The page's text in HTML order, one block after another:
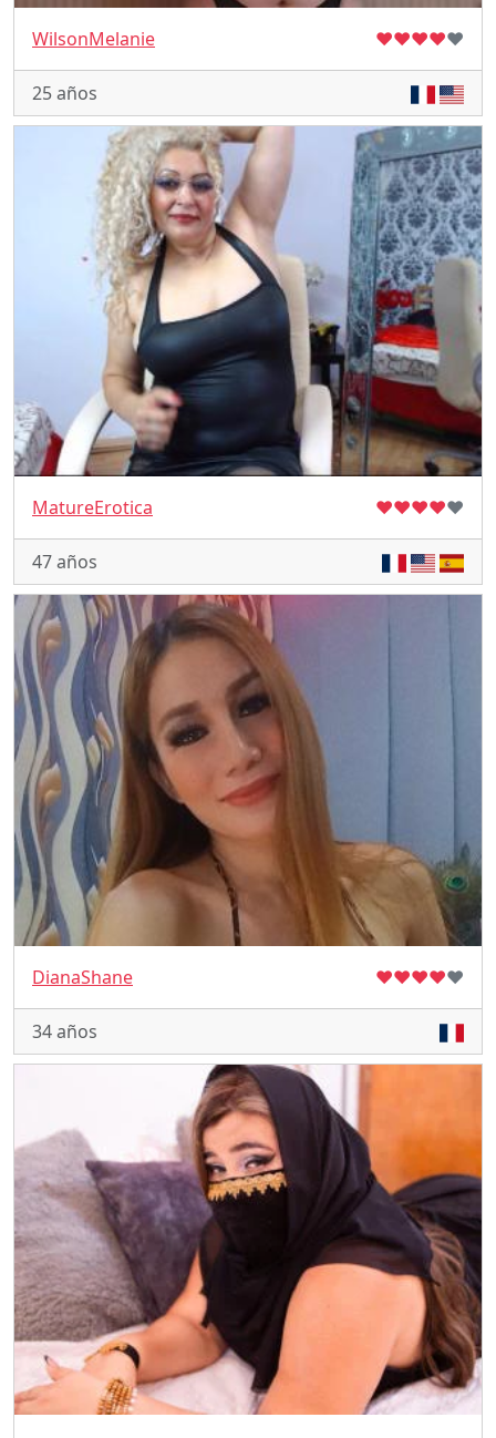
WilsonMelanie ♥♥♥♥♥
25 años
MatureErotica ♥♥♥♥♥
47 años
DianaShane ♥♥♥♥♥
34 años